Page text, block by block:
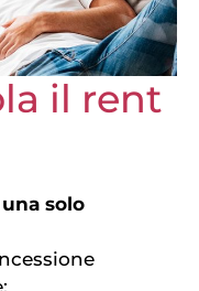
il rent
solo